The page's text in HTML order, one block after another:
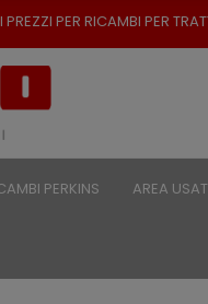
RICAMBI PER TRATTORI -
PERKINS AREA